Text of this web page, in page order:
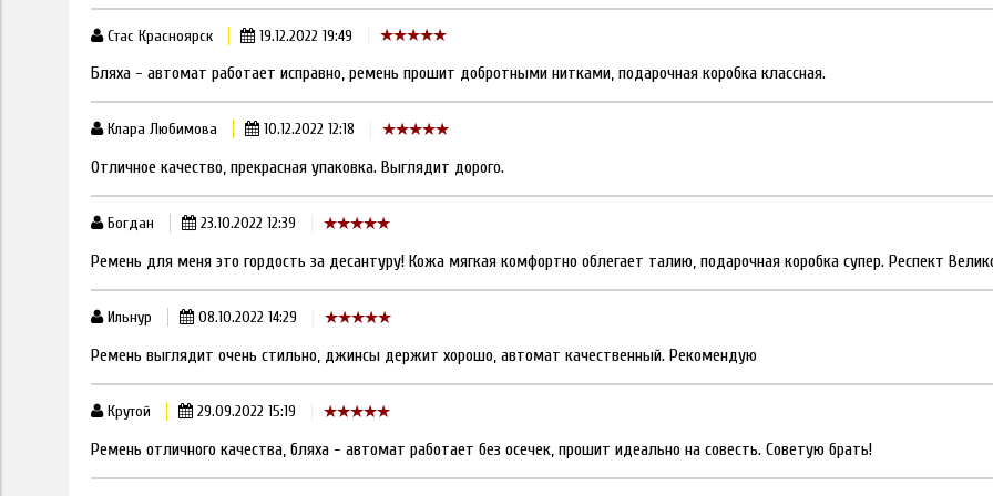
Стас Красноярск 19.12.2022 19:49
Бляха - автомат работает исправно, ремень прошит добротными нитками, подарочная коробка классная.
Клара Любимова 10.12.2022 12:18
Отличное качество, прекрасная упаковка. Выглядит дорого.
Богдан 23.10.2022 12:39
Ремень для меня это гордость за десантуру! Кожа мягкая комфортно облегает талию, подарочная коробка супер. Респект
Ильнур 08.10.2022 14:29
Ремень выглядит очень стильно, джинсы держит хорошо, автомат качественный. Рекомендую
Крутой 29.09.2022 15:19
Ремень отличного качества, бляха - автомат работает без осечек, прошит идеально на совесть. Советую брать!